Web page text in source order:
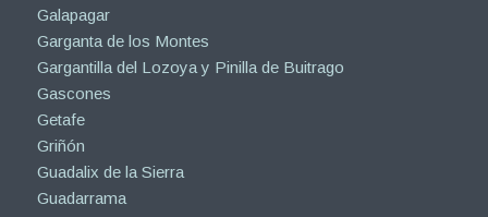
Galapagar
Garganta de los Montes
Gargantilla del Lozoya y Pinilla de Buitrago
Gascones
Getafe
Griñón
Guadalix de la Sierra
Guadarrama